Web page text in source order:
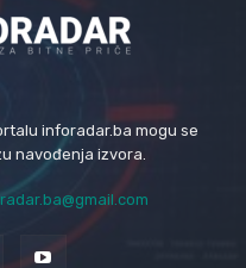
inforadar.ba mogu se
navođenja izvora.